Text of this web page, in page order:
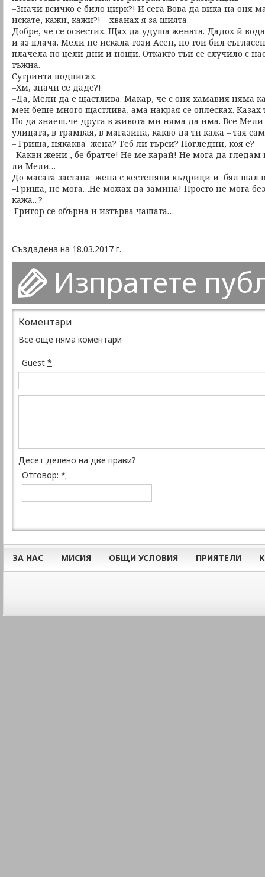
–Значи всичко е било цирк?! И сега Вова да вика на оня
искате, кажи, кажи?! – хванах я за шията.
Добре, че се освестих. Щях да удуша жената. Дадох й
и аз плача. Мели не искала този Асен, но той бил
плачела по цели дни и нощи. Откакто тъй се случило с
тъжна.
Сутринта подписах.
–Хм, значи се даде?!
–Да, Мели да е щастлива. Макар, че с оня хамавия няма
мен беше много щастлива, ама накрая се оплесках.
Но да знаеш,че друга в живота ми няма да има. Все
улицата, в трамвая, в магазина, какво да ти кажа – тая
– Гриша, някаква жена? Теб ли търси? Погледни, коя е?
–Какви жени , бе братче! Не ме карай! Не мога да
ли Мели…
До масата застана жена с кестеняви къдрици и бял шал
–Гриша, не мога…Не можах да замина! Просто не мога
кажа…?
Григор се обърна и изтърва чашата…
Създадена на 18.03.2017 г.
Изпратете
Коментари
Все още няма коментари
Guest *
Десет делено на две прави?
Отговор: *
ЗА НАС МИСИЯ ОБЩИ УСЛОВИЯ ПРИЯТЕЛИ